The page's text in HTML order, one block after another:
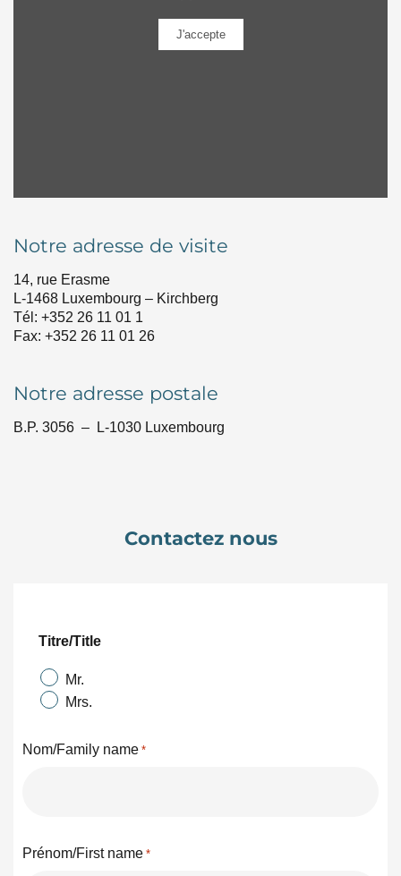
Notre adresse de visite
14, rue Erasme
L-1468 Luxembourg – Kirchberg
Tél: +352 26 11 01 1
Fax: +352 26 11 01 26
Notre adresse postale
B.P. 3056 – L-1030 Luxembourg
Contactez nous
Titre/Title
Mr.
Mrs.
Nom/Family name *
Prénom/First name *